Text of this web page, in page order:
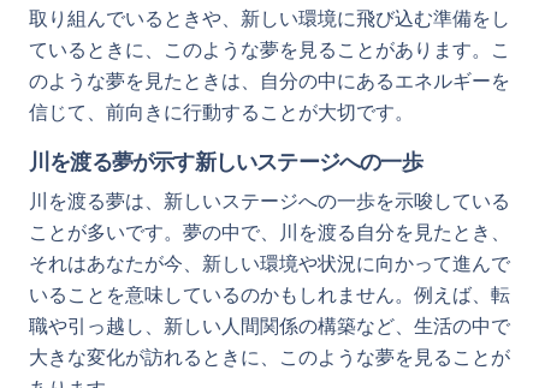
取り組んでいるときや、新しい環境に飛び込む準備をし
ているときに、このような夢を見ることがあります。こ
のような夢を見たときは、自分の中にあるエネルギーを
信じて、前向きに行動することが大切です。
川を渡る夢が示す新しいステージへの一歩
川を渡る夢は、新しいステージへの一歩を示唆している
ことが多いです。夢の中で、川を渡る自分を見たとき、
それはあなたが今、新しい環境や状況に向かって進んで
いることを意味しているのかもしれません。例えば、転
職や引っ越し、新しい人間関係の構築など、生活の中で
大きな変化が訪れるときに、このような夢を見ることが